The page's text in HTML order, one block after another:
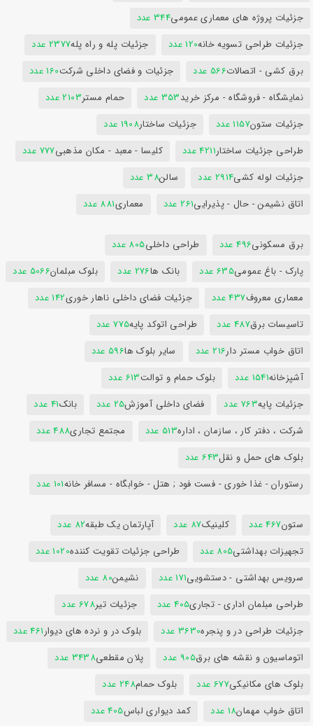
جزئیات پروژه های معماری عمومی344 عدد
جزئیات طراحی تسویه خانه120 عدد جزئیات پله و راه پله2377 عدد
برق کشی - اتصالات566 عدد جزئیات و فضای داخلی شرکت160 عدد
نمایشگاه - فروشگاه - مرکز خرید353 عدد حمام مستر2103 عدد
جزئیات ستون1157 عدد جزئیات ساختار1908 عدد
طراحی جزئیات ساختار4211 عدد کلیسا - معبد - مکان مذهبی777 عدد
جزئیات لوله کشی2914 عدد سالن38 عدد
اتاق نشیمن - حال - پذیرایی261 عدد معماری881 عدد
برق مسکونی496 عدد طراحی داخلی805 عدد
پارک - باغ عمومی635 عدد بانک ها276 عدد بلوک مبلمان5066 عدد
معماری معروف437 عدد جزئیات فضای داخلی ناهار خوری142 عدد
تاسیسات برق487 عدد طراحی اتوکد پایه775 عدد
اتاق خواب مستر دار216 عدد سایر بلوک ها596 عدد
آشپزخانه1541 عدد بلوک حمام و توالت613 عدد
جزئیات پایه763 عدد فضای داخلی آموزش25 عدد بانک41 عدد
شرکت ، دفتر کار ، سازمان ، اداره513 عدد مجتمع تجاری488 عدد
بلوک های حمل و نقل643 عدد
رستوران - غذا خوری - فست فود ; هتل - خوابگاه - مسافر خانه101 عدد
ستون467 عدد کلینیک87 عدد آپارتمان یک طبقه82 عدد
تجهیزات بهداشتی805 عدد طراحی جزئیات تقویت کننده1020 عدد
سرویس بهداشتی - دستشویی171 عدد نشیمن80 عدد
طراحی مبلمان اداری - تجاری405 عدد جزئیات تیر678 عدد
جزئیات طراحی در و پنجره3630 عدد بلوک در و نرده های دیوار461 عدد
اتوماسیون و نقشه های برق905 عدد پلان مقطعی3438 عدد
بلوک های مکانیکی677 عدد بلوک حمام248 عدد
اتاق خواب مهمان18 عدد کمد دیواری لباس405 عدد